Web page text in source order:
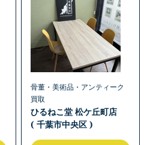
骨董・美術品・アンティーク
買取
ひるねこ堂 松ケ丘町店
( 千葉市中央区 )